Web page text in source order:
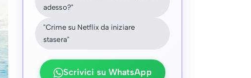
adesso?"
"Crime su Netflix da iniziare
stasera"
Scrivici su WhatsApp